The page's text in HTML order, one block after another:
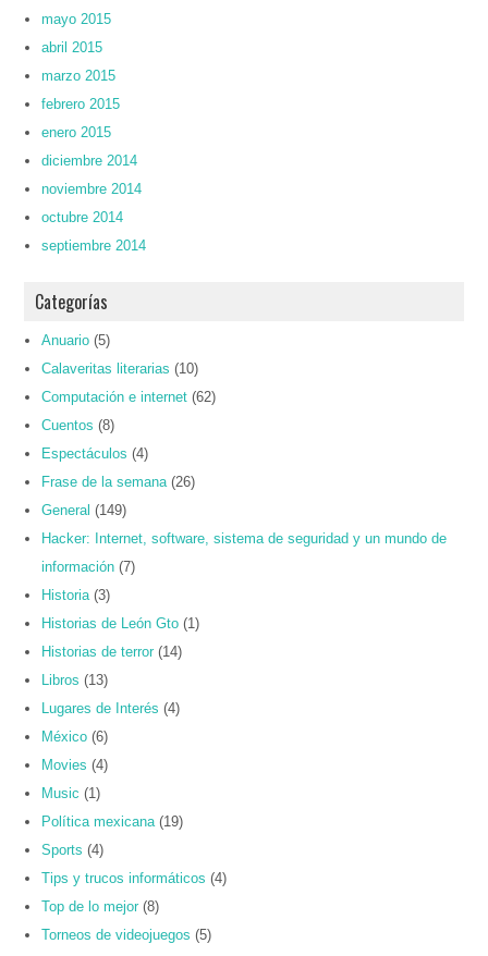
mayo 2015
abril 2015
marzo 2015
febrero 2015
enero 2015
diciembre 2014
noviembre 2014
octubre 2014
septiembre 2014
Categorías
Anuario (5)
Calaveritas literarias (10)
Computación e internet (62)
Cuentos (8)
Espectáculos (4)
Frase de la semana (26)
General (149)
Hacker: Internet, software, sistema de seguridad y un mundo de
información (7)
Historia (3)
Historias de León Gto (1)
Historias de terror (14)
Libros (13)
Lugares de Interés (4)
México (6)
Movies (4)
Music (1)
Política mexicana (19)
Sports (4)
Tips y trucos informáticos (4)
Top de lo mejor (8)
Torneos de videojuegos (5)